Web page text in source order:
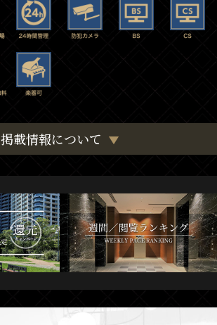
掲載情報について